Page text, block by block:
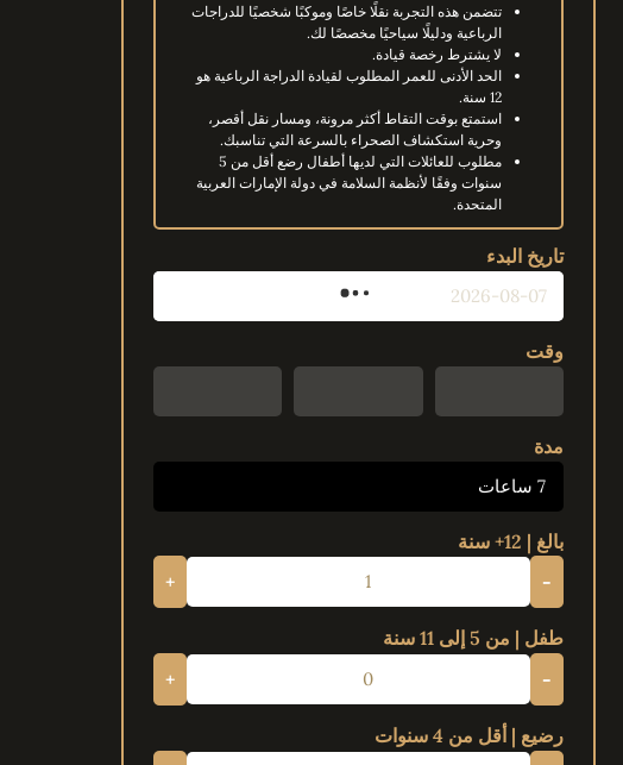
تتضمن هذه التجربة نقلًا خاصًا وموكبًا شخصيًا للدراجات
الرباعية ودليلًا سياحيًا مخصصًا لك.
لا يشترط رخصة قيادة.
الحد الأدنى للعمر المطلوب لقيادة الدراجة الرباعية هو
12 سنة.
استمتع بوقت التقاط أكثر مرونة، ومسار نقل أقصر،
وحرية استكشاف الصحراء بالسرعة التي تناسبك.
مطلوب للعائلات التي لديها أطفال رضع أقل من 5
سنوات وفقًا لأنظمة السلامة في دولة الإمارات العربية
المتحدة.
تاريخ البدء
وقت
مدة
7 ساعات
بالغ | 12+ سنة
-
+
طفل | من 5 إلى 11 سنة
-
+
رضيع | أقل من 4 سنوات